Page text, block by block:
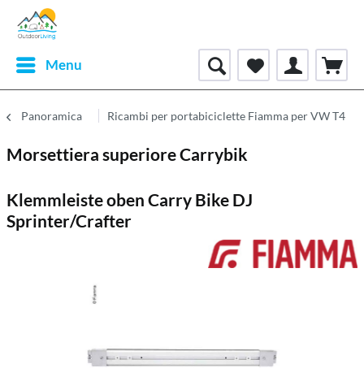
Menu
Panoramica Ricambi per portabiciclette Fiamma per VW T4
Morsettiera superiore Carrybik
Klemmleiste oben Carry Bike DJ
Sprinter/Crafter